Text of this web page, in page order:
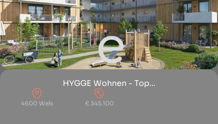
HYGGE Wohnen - Top...
4600 Wels € 345.100